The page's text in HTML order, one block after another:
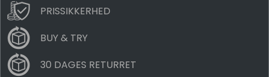
PRISSIKKERHED
BUY & TRY
30 DAGES RETURRET